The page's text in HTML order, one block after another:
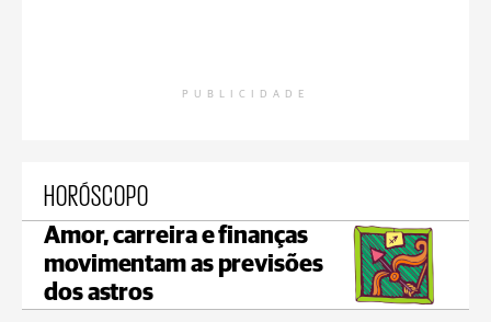
PUBLICIDADE
HORÓSCOPO
Amor, carreira e finanças
movimentam as previsões
dos astros